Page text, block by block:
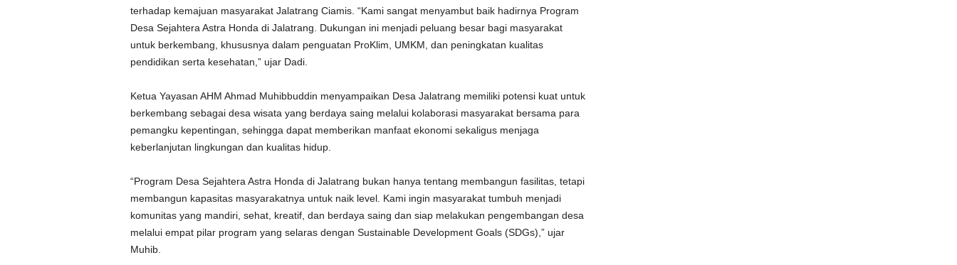
terhadap kemajuan masyarakat Jalatrang Ciamis. “Kami sangat menyambut baik hadirnya Program
Desa Sejahtera Astra Honda di Jalatrang. Dukungan ini menjadi peluang besar bagi masyarakat
untuk berkembang, khususnya dalam penguatan ProKlim, UMKM, dan peningkatan kualitas
pendidikan serta kesehatan,” ujar Dadi.
Ketua Yayasan AHM Ahmad Muhibbuddin menyampaikan Desa Jalatrang memiliki potensi kuat untuk
berkembang sebagai desa wisata yang berdaya saing melalui kolaborasi masyarakat bersama para
pemangku kepentingan, sehingga dapat memberikan manfaat ekonomi sekaligus menjaga
keberlanjutan lingkungan dan kualitas hidup.
“Program Desa Sejahtera Astra Honda di Jalatrang bukan hanya tentang membangun fasilitas, tetapi
membangun kapasitas masyarakatnya untuk naik level. Kami ingin masyarakat tumbuh menjadi
komunitas yang mandiri, sehat, kreatif, dan berdaya saing dan siap melakukan pengembangan desa
melalui empat pilar program yang selaras dengan Sustainable Development Goals (SDGs),” ujar
Muhib.